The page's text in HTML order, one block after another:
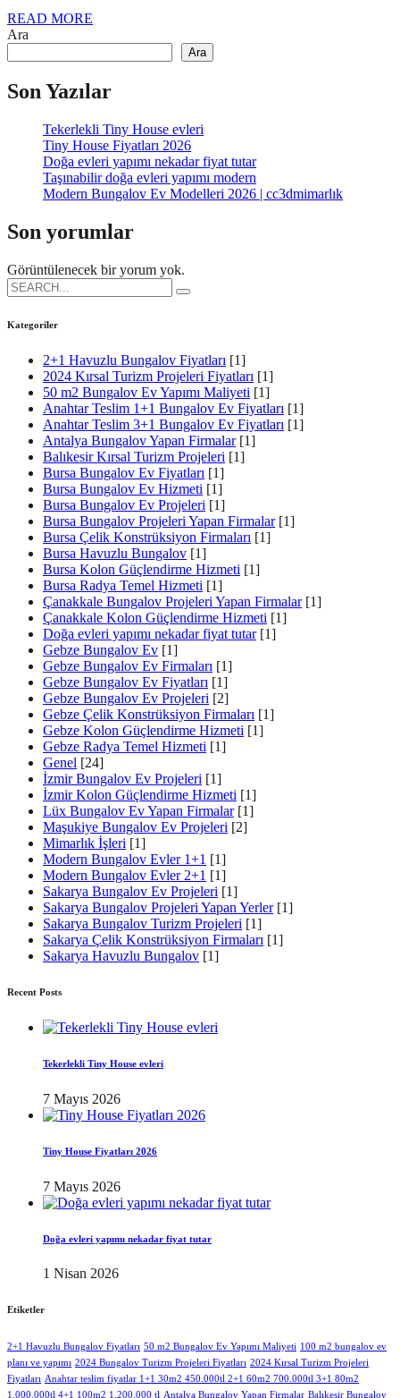
READ MORE
Ara
Ara
Son Yazılar
Tekerlekli Tiny House evleri
Tiny House Fiyatları 2026
Doğa evleri yapımı nekadar fiyat tutar
Taşınabilir doğa evleri yapımı modern
Modern Bungalov Ev Modelleri 2026 | cc3dmimarlık
Son yorumlar
Görüntülenecek bir yorum yok.
Search
for:
Kategoriler
2+1 Havuzlu Bungalov Fiyatları [1]
2024 Kırsal Turizm Projeleri Fiyatları [1]
50 m2 Bungalov Ev Yapımı Maliyeti [1]
Anahtar Teslim 1+1 Bungalov Ev Fiyatları [1]
Anahtar Teslim 3+1 Bungalov Ev Fiyatları [1]
Antalya Bungalov Yapan Firmalar [1]
Balıkesir Kırsal Turizm Projeleri [1]
Bursa Bungalov Ev Fiyatları [1]
Bursa Bungalov Ev Hizmeti [1]
Bursa Bungalov Ev Projeleri [1]
Bursa Bungalov Projeleri Yapan Firmalar [1]
Bursa Çelik Konstrüksiyon Firmaları [1]
Bursa Havuzlu Bungalov [1]
Bursa Kolon Güçlendirme Hizmeti [1]
Bursa Radya Temel Hizmeti [1]
Çanakkale Bungalov Projeleri Yapan Firmalar [1]
Çanakkale Kolon Güçlendirme Hizmeti [1]
Doğa evleri yapımı nekadar fiyat tutar [1]
Gebze Bungalov Ev [1]
Gebze Bungalov Ev Firmaları [1]
Gebze Bungalov Ev Fiyatları [1]
Gebze Bungalov Ev Projeleri [2]
Gebze Çelik Konstrüksiyon Firmaları [1]
Gebze Kolon Güçlendirme Hizmeti [1]
Gebze Radya Temel Hizmeti [1]
Genel [24]
İzmir Bungalov Ev Projeleri [1]
İzmir Kolon Güçlendirme Hizmeti [1]
Lüx Bungalov Ev Yapan Firmalar [1]
Maşukiye Bungalov Ev Projeleri [2]
Mimarlık İşleri [1]
Modern Bungalov Evler 1+1 [1]
Modern Bungalov Evler 2+1 [1]
Sakarya Bungalov Ev Projeleri [1]
Sakarya Bungalov Projeleri Yapan Yerler [1]
Sakarya Bungalov Turizm Projeleri [1]
Sakarya Çelik Konstrüksiyon Firmaları [1]
Sakarya Havuzlu Bungalov [1]
Recent Posts
Tekerlekli Tiny House evleri
7 Mayıs 2026
Tiny House Fiyatları 2026
7 Mayıs 2026
Doğa evleri yapımı nekadar fiyat tutar
1 Nisan 2026
Etiketler
2+1 Havuzlu Bungalov Fiyatları 50 m2 Bungalov Ev Yapımı Maliyeti 100 m2 bungalov ev
planı ve yapımı 2024 Bungalov Turizm Projeleri Fiyatları 2024 Kırsal Turizm Projeleri
Fiyatları Anahtar teslim fiyatlar 1+1 30m2 450.000tl 2+1 60m2 700.000tl 3+1 80m2
1.000.000tl 4+1 100m2 1.200.000 tl Antalya Bungalov Yapan Firmalar Balıkesir Bungalov